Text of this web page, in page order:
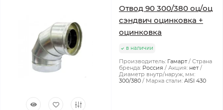
Отвод 90 300/380 оц/оц
сэндвич оцинковка +
оцинковка
в наличии
Производитель: Гамарт
Страна
бренда: Россия Акция: нет
Диаметр внутр/наруж, мм:
300/380
Марка стали: AISI 430